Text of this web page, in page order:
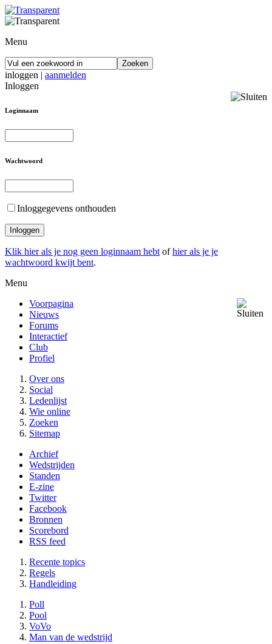
Menu
inloggen | aanmelden
Inloggen
Loginnaam
Wachtwoord
Inloggegevens onthouden
Klik hier als je nog geen loginnaam hebt ofhier als je je
wachtwoord kwijt bent.
Menu
Voorpagina
Nieuws
Forums
Interactief
Club
Profiel
Over ons
Social
Ledenlijst
Wie online
Zoeken
Sitemap
Archief
Wedstrijden
Standen
E-zine
Twitter
Facebook
Bronnen
Scorebord
RSS feed
Recente topics
Regels
Handleiding
Poll
Pool
VoVo
Man van de wedstrijd